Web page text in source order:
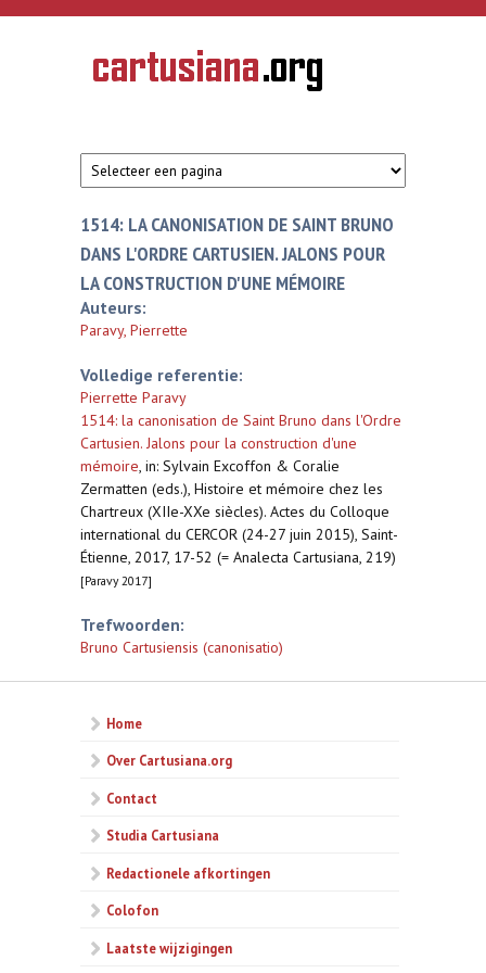
Overslaan en naar de inhoud gaan
CARTUSIANA
Geschiedenis
van de
1514: LA CANONISATION DE SAINT BRUNO
DANS L'ORDRE CARTUSIEN. JALONS POUR
LA CONSTRUCTION D'UNE MÉMOIRE
Auteurs:
Paravy, Pierrette
Volledige referentie:
Pierrette Paravy
1514: la canonisation de Saint Bruno dans l'Ordre
Cartusien. Jalons pour la construction d'une
mémoire, in: Sylvain Excoffon & Coralie
Zermatten (eds.), Histoire et mémoire chez les
Chartreux (XIIe-XXe siècles). Actes du Colloque
international du CERCOR (24-27 juin 2015), Saint-
Étienne, 2017, 17-52 (= Analecta Cartusiana, 219)
[Paravy 2017]
Trefwoorden:
Bruno Cartusiensis (canonisatio)
Home
Over Cartusiana.org
Contact
Studia Cartusiana
Redactionele afkortingen
Colofon
Laatste wijzigingen